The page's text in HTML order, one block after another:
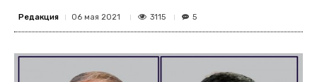
Редакция 06 мая 2021 3115 5